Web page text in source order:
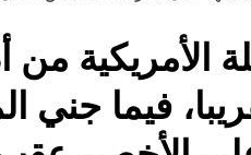
الأمريكية
فيما جني